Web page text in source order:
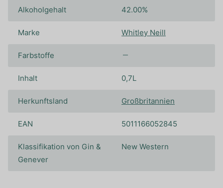
Alkoholgehalt 42.00%
Marke Whitley Neill
Farbstoffe
Inhalt 0,7L
Herkunftsland Großbritannien
EAN 5011166052845
Klassifikation von Gin &
Genever
New Western